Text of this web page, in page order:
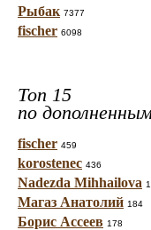
Рыбак 7377
fischer 6098
Топ 15
по
fischer 459
korostenec 436
Nadezda Mihhailova
Магаз Анатолий 184
Борис Ассеев 178